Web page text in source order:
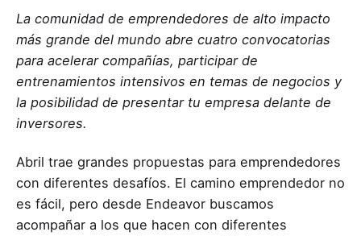
La comunidad de emprendedores de alto impacto
más grande del mundo abre cuatro convocatorias
para acelerar compañías, participar de
entrenamientos intensivos en temas de negocios y
la posibilidad de presentar tu empresa delante de
inversores.
Abril trae grandes propuestas para emprendedores
con diferentes desafíos. El camino emprendedor no
es fácil, pero desde Endeavor buscamos
acompañar a los que hacen con diferentes